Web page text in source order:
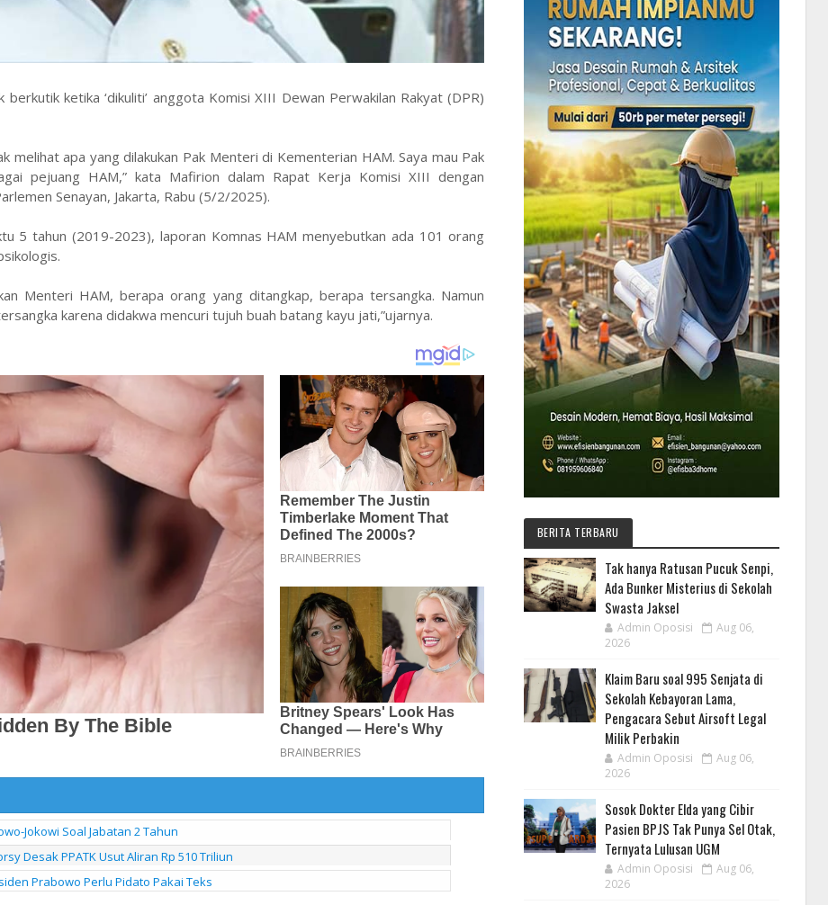
ketika ‘dikuliti’ anggota Komisi XIII Dewan Perwakilan Rakyat (DPR)
apa yang dilakukan Pak Menteri di Kementerian HAM. Saya mau Pak
pejuang HAM,” kata Mafirion dalam Rapat Kerja Komisi XIII dengan
Senayan, Jakarta, Rabu (5/2/2025).
5 tahun (2019-2023), laporan Komnas HAM menyebutkan ada 101 orang
Menteri HAM, berapa orang yang ditangkap, berapa tersangka. Namun
karena didakwa mencuri tujuh buah batang kayu jati,”ujarnya.
Jokowi Soal Jabatan 2 Tahun
Desak PPATK Usut Aliran Rp 510 Triliun
Prabowo Perlu Pidato Pakai Teks
BERITA TERBARU
Tak hanya Ratusan Pucuk Senpi,
Ada Bunker Misterius di Sekolah
Swasta Jaksel
Admin Oposisi
Aug 06,
2026
Klaim Baru soal 995 Senjata di
Sekolah Kebayoran Lama,
Pengacara Sebut Airsoft Legal
Milik Perbakin
Admin Oposisi
Aug 06,
2026
Sosok Dokter Elda yang Cibir
Pasien BPJS Tak Punya Sel Otak,
Ternyata Lulusan UGM
Admin Oposisi
Aug 06,
2026